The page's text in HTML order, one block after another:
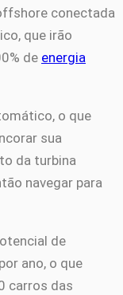
conectada
que irão
de energia
o que
sua
da turbina
navegar para
de
ano, o que
carros das